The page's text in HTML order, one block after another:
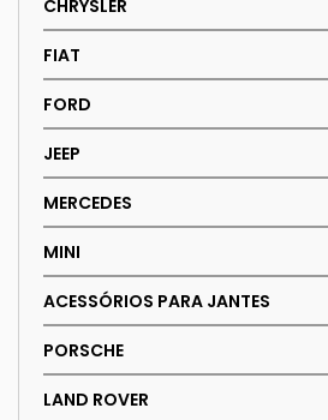
CHRYSLER
FIAT
FORD
JEEP
MERCEDES
MINI
ACESSÓRIOS PARA JANTES
PORSCHE
LAND ROVER